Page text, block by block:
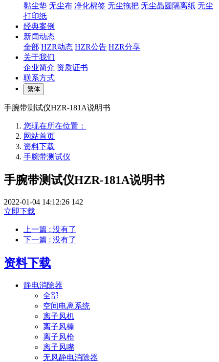
黏尘垫 无尘布 净化棉签 无尘拖把 无尘晶圆隔离纸 无尘
打印纸
经典案例
新闻动态
全部 HZR动态 HZR公告 HZR分享
关于我们
企业简介 资质证书
联系方式
繁体
手腕带测试仪HZR-181A说明书
您现在所在位置：
网站首页
资料下载
手腕带测试仪
手腕带测试仪HZR-181A说明书
2022-01-04 14:12:26 142
立即下载
上一篇 : 没有了
下一篇 : 没有了
资料下载
静电消除器
全部
空间电离系统
离子风机
离子风棒
离子风枪
离子风嘴
无风静电消除器